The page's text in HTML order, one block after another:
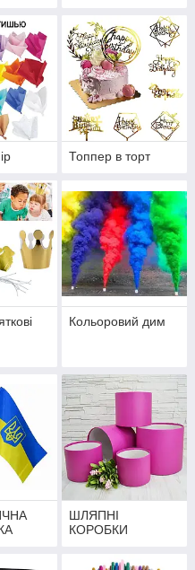
Топпер в торт
Кольоровий дим
ШЛЯПНІ
КОРОБКИ